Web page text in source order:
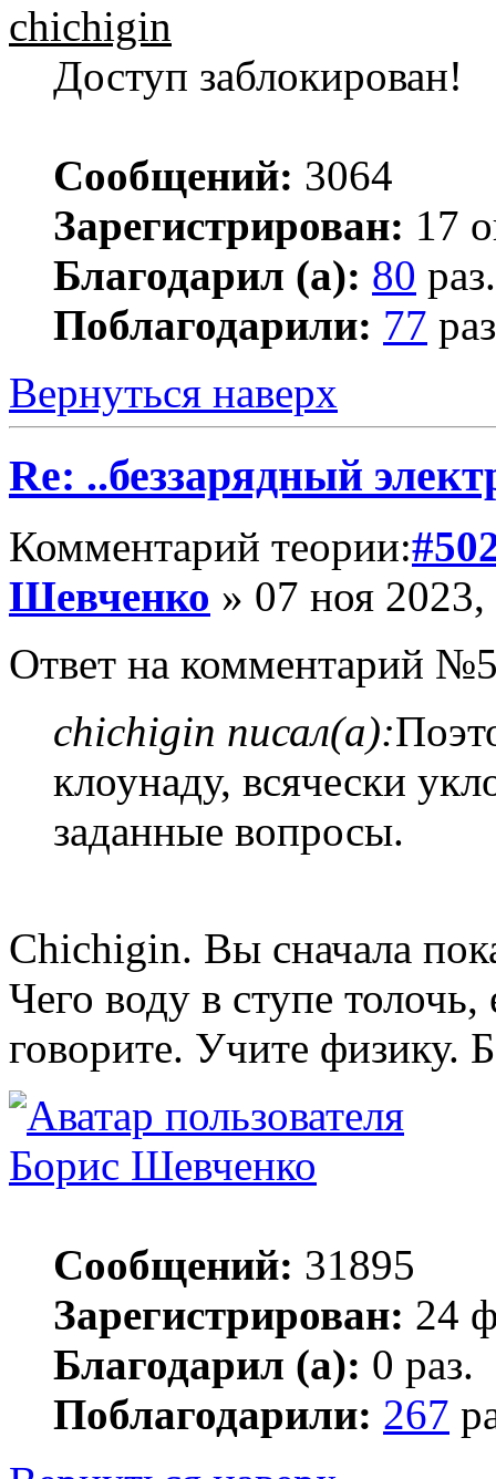
chichigin
Доступ заблокирован!
Сообщений: 3064
Зарегистрирован: 17
Благодарил (а): 80 раз.
Поблагодарили: 77
Вернуться наверх
Re: ..беззарядный
Комментарий теории:
Шевченко » 07 ноя
Ответ на комментарий
chichigin писал(а):
клоунаду, всячески
заданные вопросы.
Chichigin. Вы сначала
Чего воду в ступе
говорите. Учите физику.
Борис Шевченко
Сообщений: 31895
Зарегистрирован: 24
Благодарил (а): 0 раз.
Поблагодарили: 267